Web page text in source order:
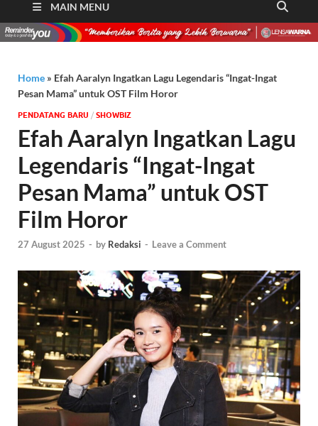
MAIN MENU
Home » Efah Aaralyn Ingatkan Lagu Legendaris “Ingat-Ingat
Pesan Mama” untuk OST Film Horor
PENDATANG BARU / ‎SHOWBIZ
Efah Aaralyn Ingatkan Lagu
Legendaris “Ingat-Ingat
Pesan Mama” untuk OST
Film Horor
27 August 2025 - by Redaksi - Leave a Comment